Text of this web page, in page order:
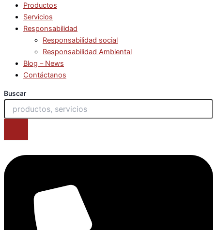
Productos
Servicios
Responsabilidad
Responsabilidad social
Responsabilidad Ambiental
Blog – News
Contáctanos
Buscar